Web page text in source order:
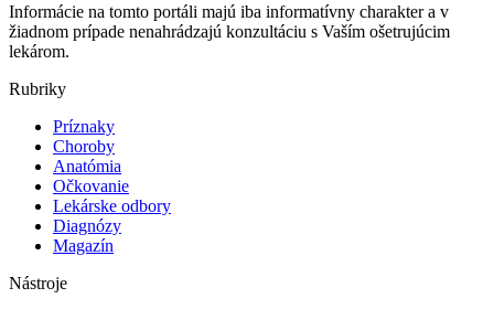
Informácie na tomto portáli majú iba informatívny charakter a v
žiadnom prípade nenahrádzajú konzultáciu s Vaším ošetrujúcim
lekárom.
Rubriky
Príznaky
Choroby
Anatómia
Očkovanie
Lekárske odbory
Diagnózy
Magazín
Nástroje